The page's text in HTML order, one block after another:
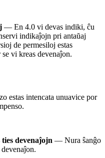
— En 4.0 vi devas indiki, ĉu
indikaĵojn pri antaŭaj
de permesiloj estas
vi kreas devenaĵon.
estas intencata unuavice por
devenaĵojn — Nura ŝanĝo